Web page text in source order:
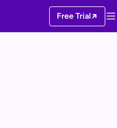
Free Trial